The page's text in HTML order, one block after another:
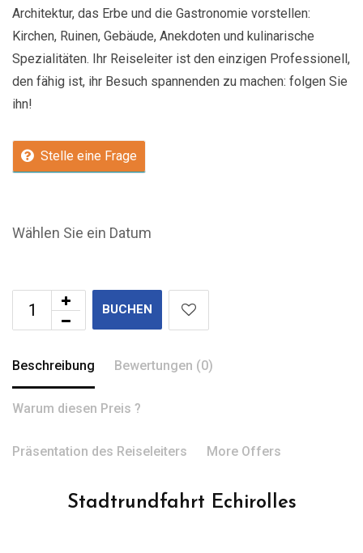
Architektur, das Erbe und die Gastronomie vorstellen:
Kirchen, Ruinen, Gebäude, Anekdoten und kulinarische
Spezialitäten. Ihr Reiseleiter ist den einzigen Professionell,
den fähig ist, ihr Besuch spannenden zu machen: folgen Sie
ihn!
Stelle eine Frage
Wählen Sie ein Datum
BUCHEN
Beschreibung Bewertungen (0)
Warum diesen Preis ?
Präsentation des Reiseleiters More Offers
Stadtrundfahrt Echirolles